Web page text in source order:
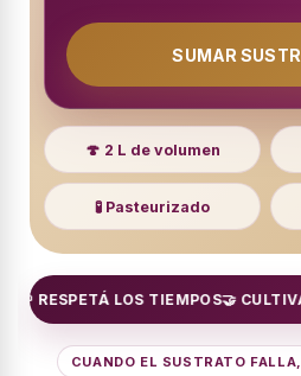
SUMAR
🍄 2 L de volumen
🧪 Pasteurizado
RESPETÁ LOS TIEMPOS🤝 CULTIVÁ
CUANDO EL SUSTRATO